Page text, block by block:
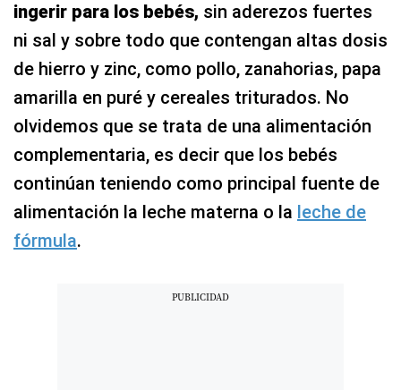
ingerir para los bebés, sin aderezos fuertes
ni sal y sobre todo que contengan altas dosis
de hierro y zinc, como pollo, zanahorias, papa
amarilla en puré y cereales triturados. No
olvidemos que se trata de una alimentación
complementaria, es decir que los bebés
continúan teniendo como principal fuente de
alimentación la leche materna o la leche de
fórmula.